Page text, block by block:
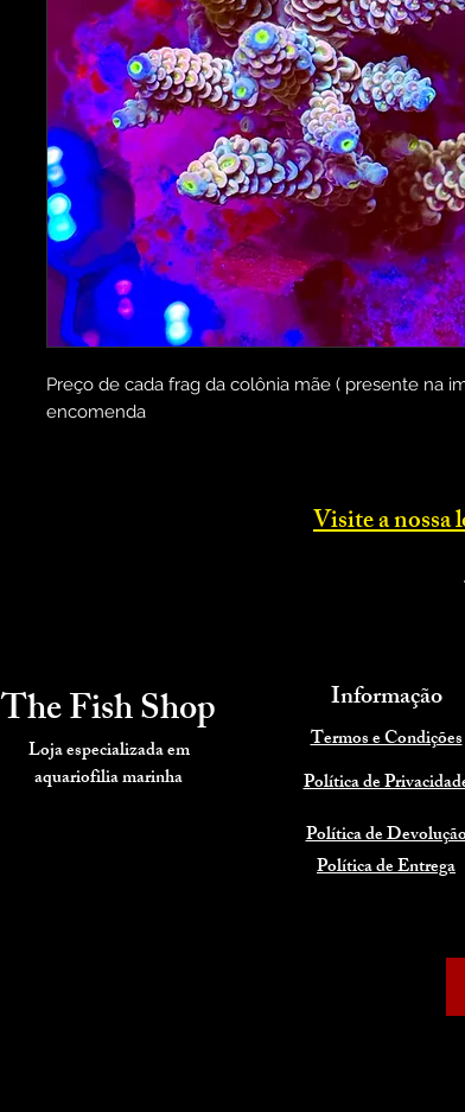
Preço de cada frag da colônia mãe ( presente na
encomenda
Visite a nossa
The Fish Shop
Loja especializada em
aquariofiliamarinha
Informação
Termos e Condições
Política de
Política de
Política de Entrega